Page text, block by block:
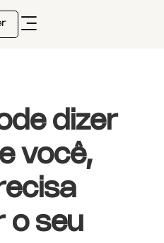
dizer
você,
o seu